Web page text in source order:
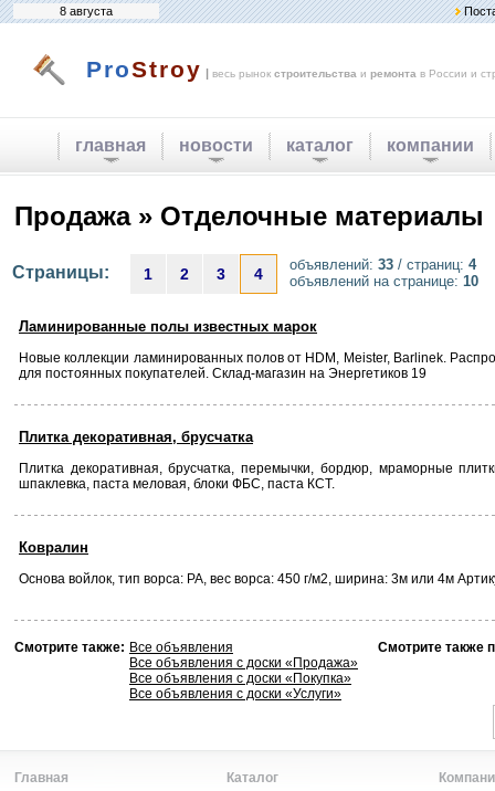
8 августа
ProStroy | весь рынок строительства и ремонта в России и
главная новости каталог компании
Продажа » Отделочные материалы
Страницы: 1 2 3 4
объявлений: 33 / страниц: 4
объявлений на странице: 10
Ламинированные полы известных марок
Новые коллекции ламинированных полов от HDM, Meister, Barlinek.
для постоянных покупателей. Склад-магазин на Энергетиков 19
Плитка декоративная, брусчатка
Плитка декоративная, брусчатка, перемычки, бордюр, мраморные
шпаклевка, паста меловая, блоки ФБС, паста КСТ.
Ковралин
Основа войлок, тип ворса: РА, вес ворса: 450 г/м2, ширина: 3м или 4м
Смотрите также: Все объявления
Все объявления с доски «Продажа»
Все объявления с доски «Покупка»
Все объявления с доски «Услуги»
Смотрите также
Главная
Каталог